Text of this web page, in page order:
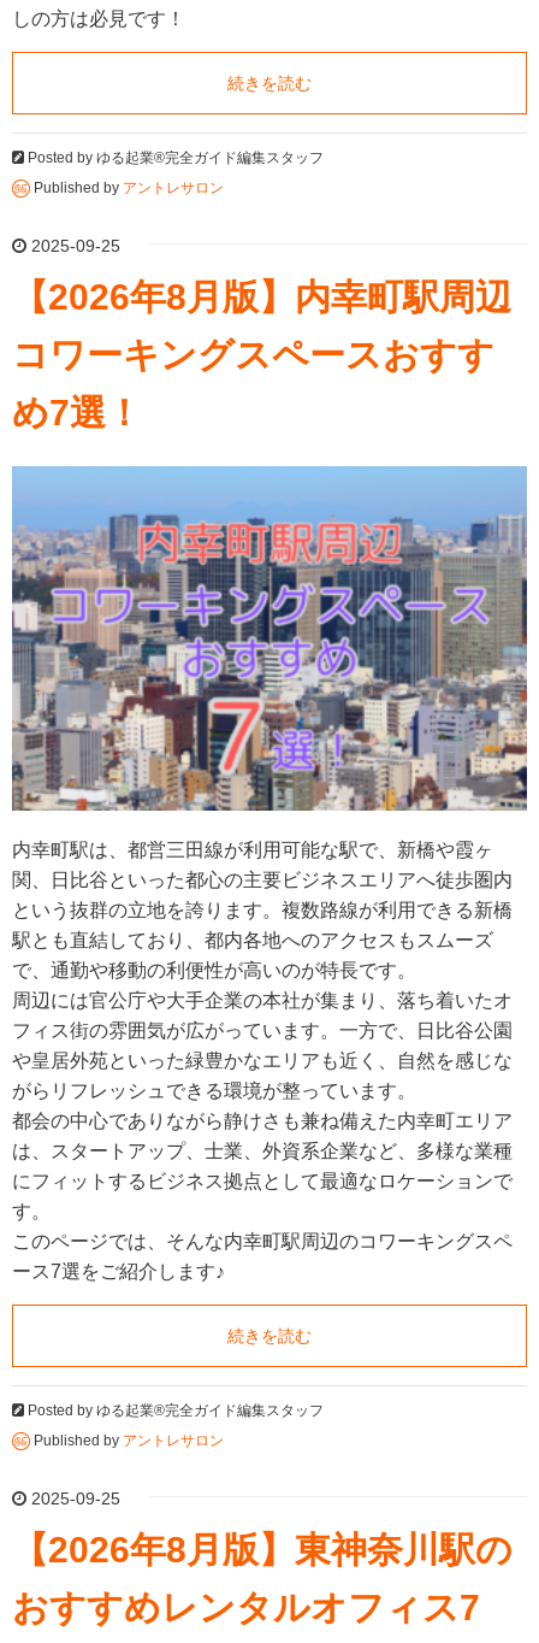
しの方は必見です！
続きを読む
Posted by ゆる起業®完全ガイド編集スタッフ
Published by アントレサロン
2025-09-25
【2026年8月版】内幸町駅周辺
コワーキングスペースおすす
め7選！
内幸町駅は、都営三田線が利用可能な駅で、新橋や霞ヶ
関、日比谷といった都心の主要ビジネスエリアへ徒歩圏内
という抜群の立地を誇ります。複数路線が利用できる新橋
駅とも直結しており、都内各地へのアクセスもスムーズ
で、通勤や移動の利便性が高いのが特長です。
周辺には官公庁や大手企業の本社が集まり、落ち着いたオ
フィス街の雰囲気が広がっています。一方で、日比谷公園
や皇居外苑といった緑豊かなエリアも近く、自然を感じな
がらリフレッシュできる環境が整っています。
都会の中心でありながら静けさも兼ね備えた内幸町エリア
は、スタートアップ、士業、外資系企業など、多様な業種
にフィットするビジネス拠点として最適なロケーションで
す。
このページでは、そんな内幸町駅周辺のコワーキングスペ
ース7選をご紹介します♪
続きを読む
Posted by ゆる起業®完全ガイド編集スタッフ
Published by アントレサロン
2025-09-25
【2026年8月版】東神奈川駅の
おすすめレンタルオフィス7